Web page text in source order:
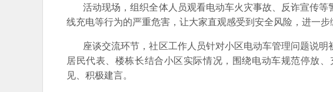
活动现场，组织全体人员观看电动车火灾事故、反诈宣传等
线充电等行为的严重危害，让大家直观感受到安全风险，进一步
座谈交流环节，社区工作人员针对小区电动车管理问题说明
居民代表、楼栋长结合小区实际情况，围绕电动车规范停放
见、积极建言。